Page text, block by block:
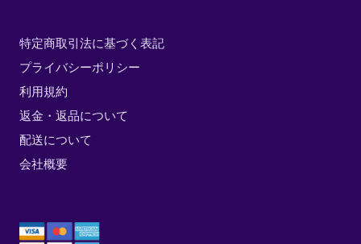
特定商取引法に基づく表記
プライバシーポリシー
利用規約
返金・返品について
配送について
会社概要